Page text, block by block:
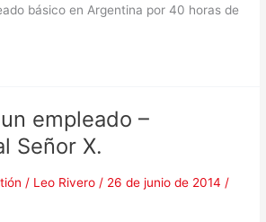
básico en Argentina por 40 horas de
empleado –
Señor X.
/ Leo Rivero / 26 de junio de 2014 /